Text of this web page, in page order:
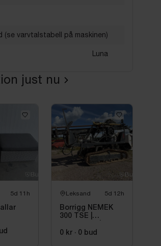
(se varvtalstabell på maskinen)
Luna
just nu
5d 11h Leksand 5d 12h
Borrigg NEMEK
300 TSE |
0 kr · 0 bud